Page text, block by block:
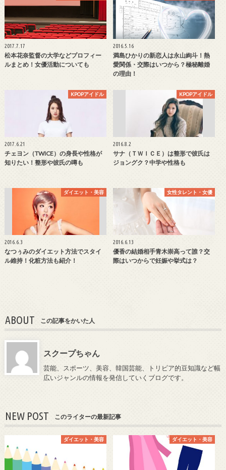
2017.7.17
松本花奈監督の大学などプロフィー
ルまとめ！女優活動についても
2016.5.16
満島ひかりの新恋人は永山絢斗！熱
愛関係・交際はいつから？極秘離婚
の理由！
KPOPアイドル
2017.6.21
チェヨン（TWICE）の身長や性格が
知りたい！整形や彼氏の噂も
KPOPアイドル
2016.8.2
サナ（ＴＷＩＣＥ）は整形で彼氏は
ジョングク？中学や性格も
ダイエット・美容
2016.6.3
なつぅみのダイエット方法でスタイ
ル維持！化粧方法も紹介！
女性タレント・女優
2016.6.13
優香の結婚相手青木崇高って誰？交
際はいつからで妊娠や挙式は？
ABOUT この記事をかいた人
スクープちゃん
芸能、スポーツ、美容、韓国芸能、トリビア的豆知識など幅
広いジャンルの情報を発信していくブログです。
NEW POST このライターの最新記事
ダイエット・美容 ダイエット・美容